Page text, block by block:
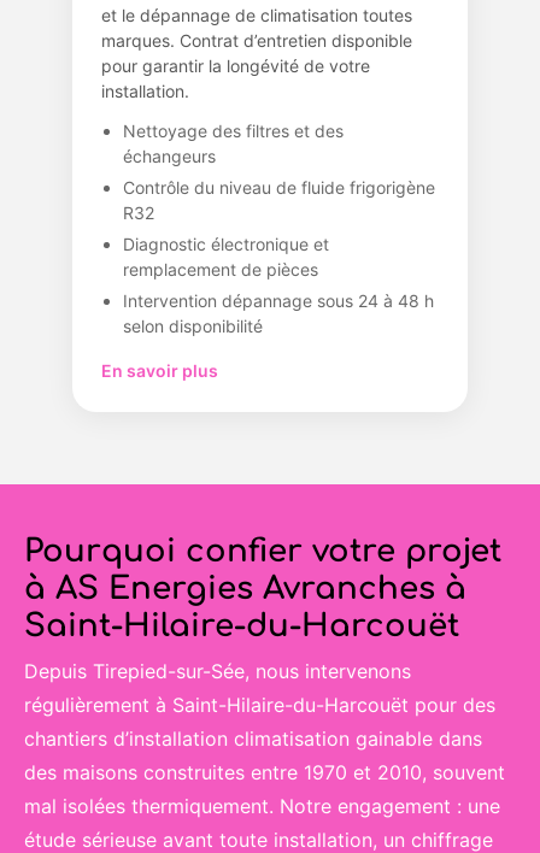
et le dépannage de climatisation toutes
marques. Contrat d’entretien disponible
pour garantir la longévité de votre
installation.
Nettoyage des filtres et des
échangeurs
Contrôle du niveau de fluide frigorigène
R32
Diagnostic électronique et
remplacement de pièces
Intervention dépannage sous 24 à 48 h
selon disponibilité
En savoir plus
Pourquoi confier votre projet
à AS Energies Avranches à
Saint-Hilaire-du-Harcouët
Depuis Tirepied-sur-Sée, nous intervenons
régulièrement à Saint-Hilaire-du-Harcouët pour des
chantiers d’installation climatisation gainable dans
des maisons construites entre 1970 et 2010, souvent
mal isolées thermiquement. Notre engagement : une
étude sérieuse avant toute installation, un chiffrage